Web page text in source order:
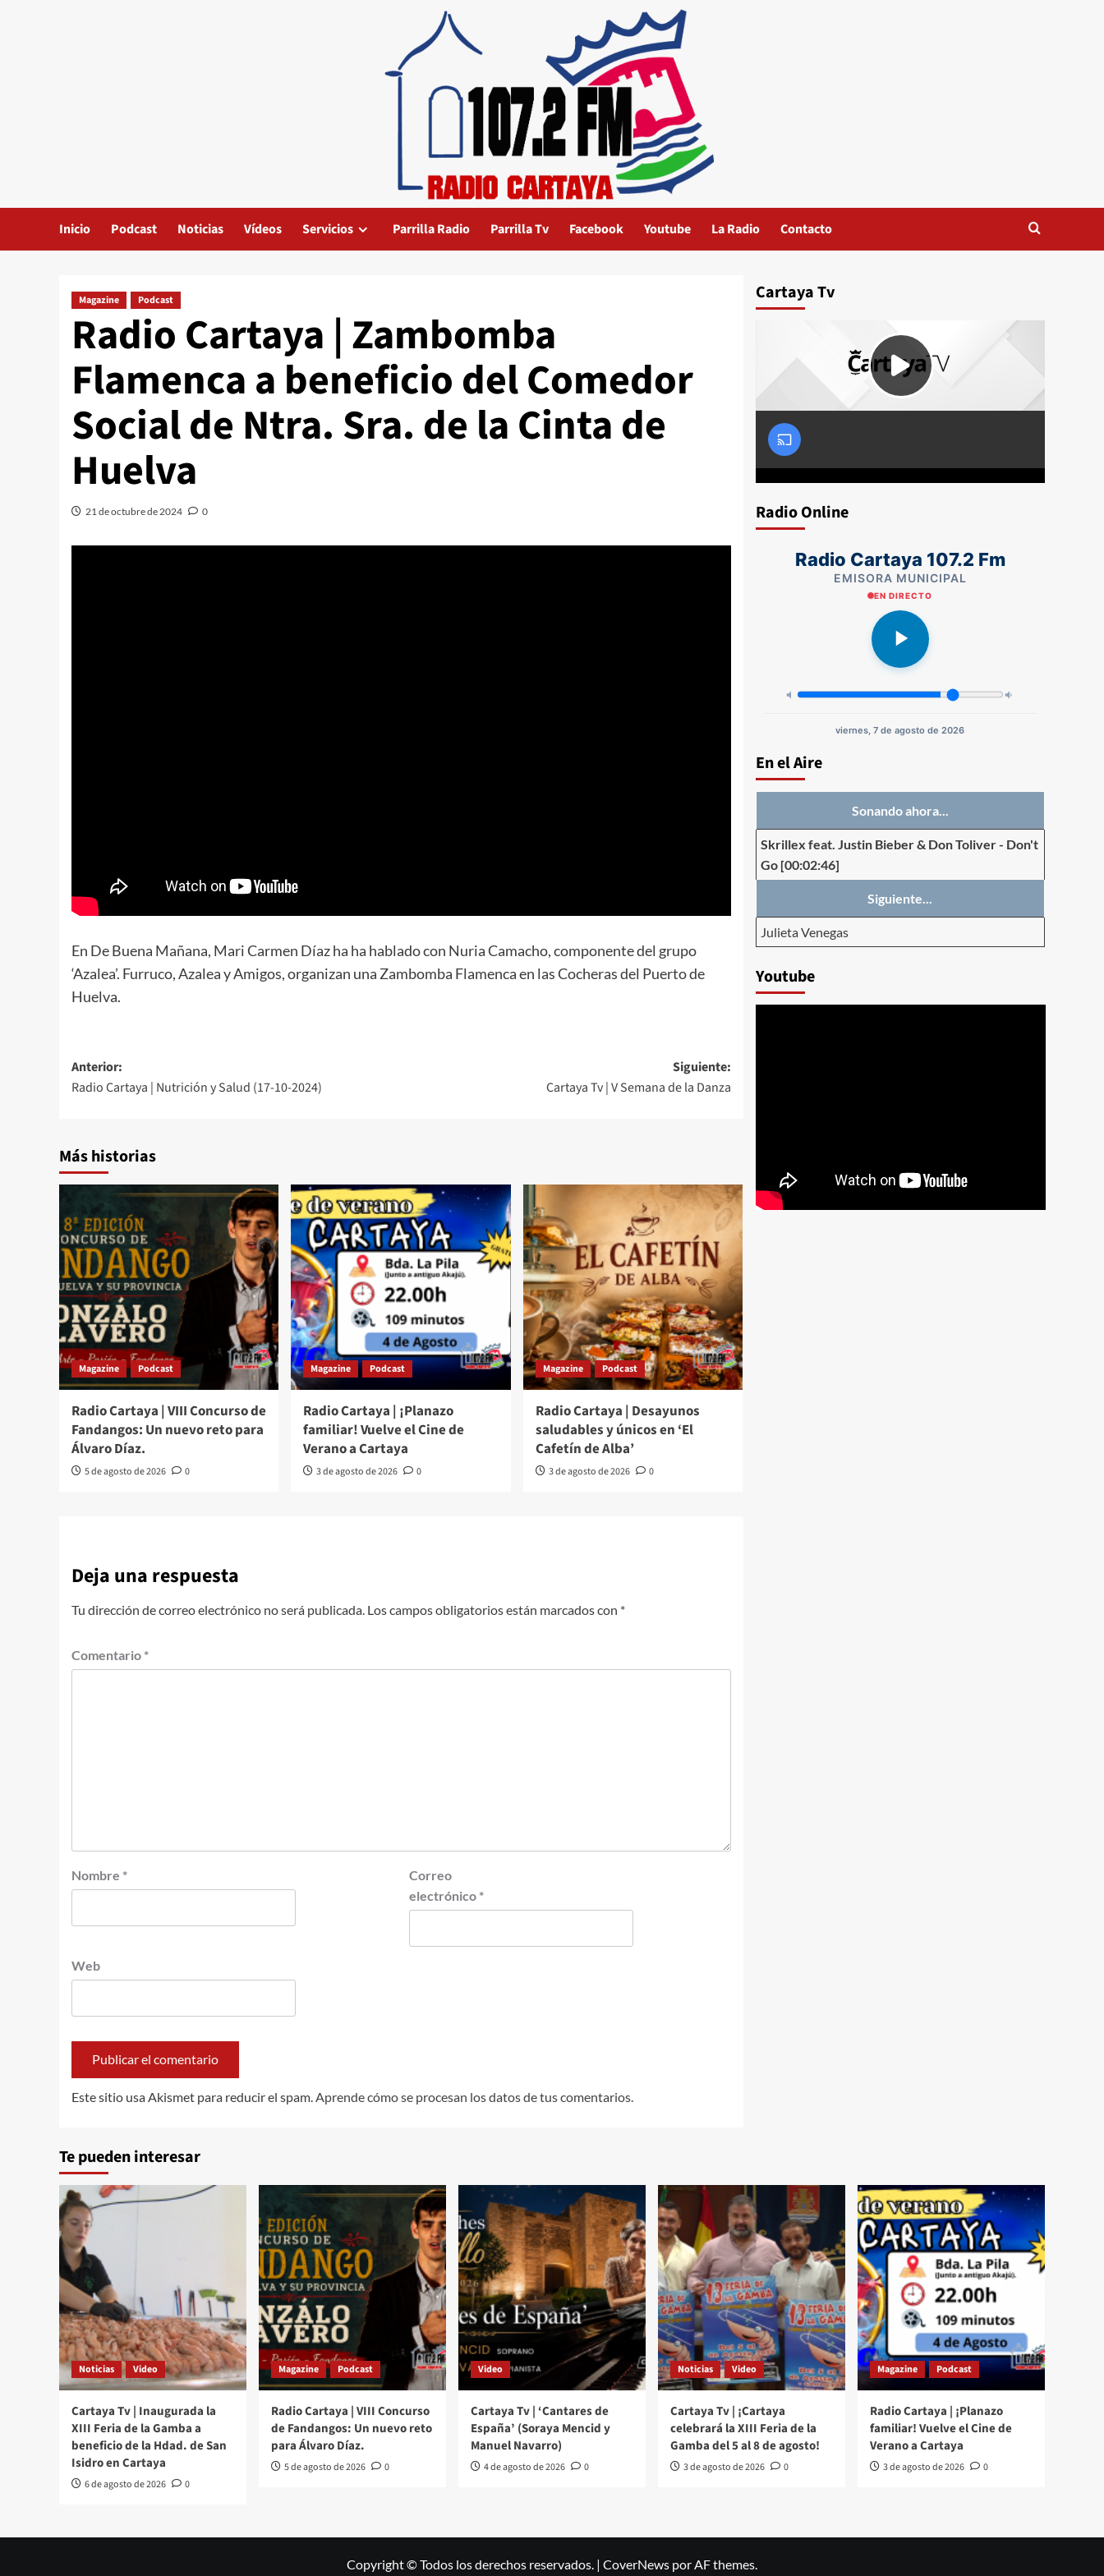
Inicio Podcast Noticias Vídeos Servicios Parrilla Radio Parrilla Tv Facebook Youtube La Radio Contacto
Magazine Podcast
Radio Cartaya | Zambomba
Flamenca a beneficio del Comedor
Social de Ntra. Sra. de la Cinta de
Huelva
21 de octubre de 2024 0
En De Buena Mañana, Mari Carmen Díaz ha ha hablado con Nuria Camacho, componente del grupo
‘Azalea’. Furruco, Azalea y Amigos, organizan una Zambomba Flamenca en las Cocheras del Puerto de
Huelva.
Anterior:
Radio Cartaya | Nutrición y Salud (17-10-2024)
Siguiente:
Cartaya Tv | V Semana de la Danza
Más historias
Magazine Podcast
Radio Cartaya | VIII Concurso de
Fandangos: Un nuevo reto para
Álvaro Díaz.
5 de agosto de 2026 0
Magazine Podcast
Radio Cartaya | ¡Planazo
familiar! Vuelve el Cine de
Verano a Cartaya
3 de agosto de 2026 0
Magazine Podcast
Radio Cartaya | Desayunos
saludables y únicos en ‘El
Cafetín de Alba’
3 de agosto de 2026 0
Deja una respuesta
Tu dirección de correo electrónico no será publicada. Los campos obligatorios están marcados con *
Comentario *
Nombre *
Correo
electrónico *
Web
Este sitio usa Akismet para reducir el spam. Aprende cómo se procesan los datos de tus comentarios.
Cartaya Tv
Radio Online
Radio Cartaya 107.2 Fm
EMISORA MUNICIPAL
EN DIRECTO
viernes, 7 de agosto de 2026
En el Aire
Sonando ahora...
Skrillex feat. Justin Bieber & Don Toliver- Don't
Go [00:02:46]
Siguiente...
Julieta Venegas
Youtube
Te pueden interesar
Noticias Video
Cartaya Tv | Inaugurada la
XIII Feria de la Gamba a
beneficio de la Hdad. de San
Isidro en Cartaya
6 de agosto de 2026 0
Magazine Podcast
Radio Cartaya | VIII Concurso
de Fandangos: Un nuevo reto
para Álvaro Díaz.
5 de agosto de 2026 0
Video
Cartaya Tv | ‘Cantares de
España’ (Soraya Mencid y
Manuel Navarro)
4 de agosto de 2026 0
Noticias Video
Cartaya Tv | ¡Cartaya
celebrará la XIII Feria de la
Gamba del 5 al 8 de agosto!
3 de agosto de 2026 0
Magazine Podcast
Radio Cartaya | ¡Planazo
familiar! Vuelve el Cine de
Verano a Cartaya
3 de agosto de 2026 0
Copyright © Todos los derechos reservados. | CoverNews por AF themes.